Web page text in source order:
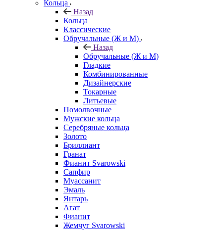
Кольца
Назад
Кольца
Классические
Обручальные (Ж и М)
Назад
Обручальные (Ж и М)
Гладкие
Комбинированные
Дизайнерские
Токарные
Литьевые
Помолвочные
Мужские кольца
Серебряные кольца
Золото
Бриллиант
Гранат
Фианит Svarowski
Сапфир
Муассанит
Эмаль
Янтарь
Агат
Фианит
Жемчуг Svarowski